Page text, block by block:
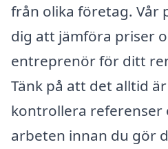
från olika företag. Vår
dig att jämföra priser
entreprenör för ditt
Tänk på att det alltid
kontrollera referenser
arbeten innan du gör